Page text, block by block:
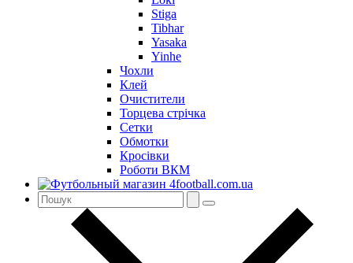
Stiga
Tibhar
Yasaka
Yinhe
Чохли
Клей
Очистители
Торцева стрічка
Сетки
Обмотки
Кросівки
Роботи ВКМ